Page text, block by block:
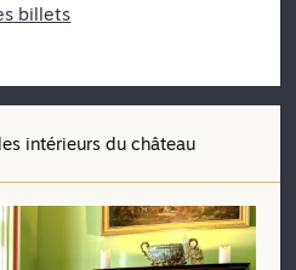
billets
intérieurs du château